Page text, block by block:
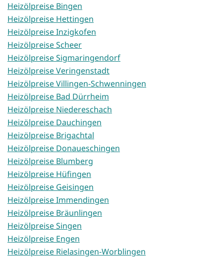
Heizölpreise Bingen
Heizölpreise Hettingen
Heizölpreise Inzigkofen
Heizölpreise Scheer
Heizölpreise Sigmaringendorf
Heizölpreise Veringenstadt
Heizölpreise Villingen-Schwenningen
Heizölpreise Bad Dürrheim
Heizölpreise Niedereschach
Heizölpreise Dauchingen
Heizölpreise Brigachtal
Heizölpreise Donaueschingen
Heizölpreise Blumberg
Heizölpreise Hüfingen
Heizölpreise Geisingen
Heizölpreise Immendingen
Heizölpreise Bräunlingen
Heizölpreise Singen
Heizölpreise Engen
Heizölpreise Rielasingen-Worblingen